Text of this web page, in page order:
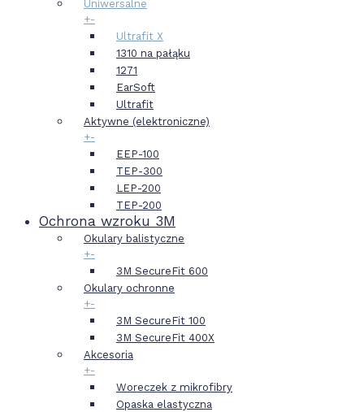
Uniwersalne
+-
Ultrafit X
1310 na pałąku
1271
EarSoft
Ultrafit
Aktywne (elektroniczne)
+-
EEP-100
TEP-300
LEP-200
TEP-200
Ochrona wzroku 3M
Okulary balistyczne
+-
3M SecureFit 600
Okulary ochronne
+-
3M SecureFit 100
3M SecureFit 400X
Akcesoria
+-
Woreczek z mikrofibry
Opaska elastyczna